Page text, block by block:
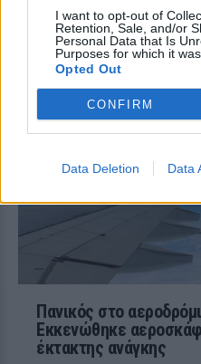
I want to opt-out of
Retention, Sale, and/or
Personal Data that Is
Purposes for which it
Opted Out
CONFIRM
Data Deletion Data
όπου
από
Πανικός στο
Εκκενώθηκε
έκτακτης ανάγκης